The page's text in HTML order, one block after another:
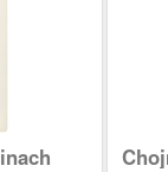
r. Obok
była
już
czym
gdy